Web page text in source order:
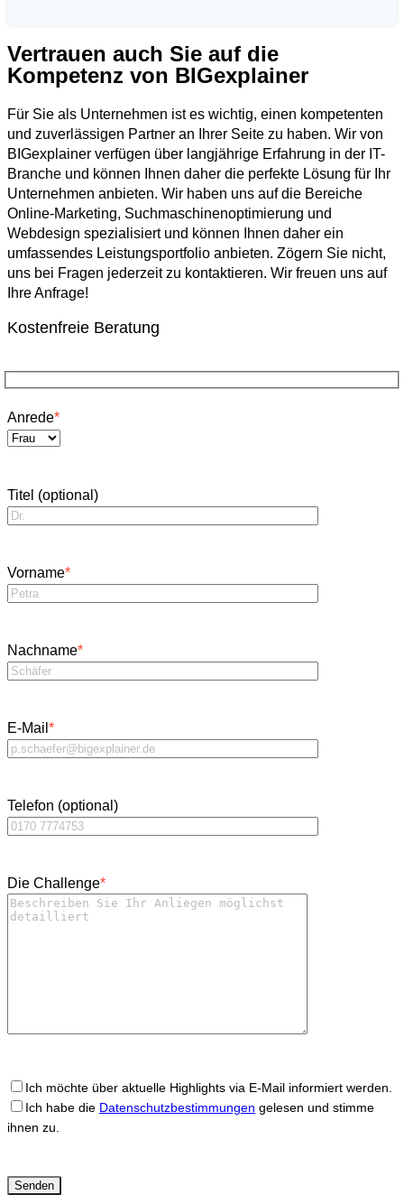
Vertrauen auch Sie auf die
Kompetenz von BIGexplainer
Für Sie als Unternehmen ist es wichtig, einen kompetenten
und zuverlässigen Partner an Ihrer Seite zu haben. Wir von
BIGexplainer verfügen über langjährige Erfahrung in der IT-
Branche und können Ihnen daher die perfekte Lösung für Ihr
Unternehmen anbieten. Wir haben uns auf die Bereiche
Online-Marketing, Suchmaschinenoptimierung und
Webdesign spezialisiert und können Ihnen daher ein
umfassendes Leistungsportfolio anbieten. Zögern Sie nicht,
uns bei Fragen jederzeit zu kontaktieren. Wir freuen uns auf
Ihre Anfrage!
Kostenfreie Beratung
Anrede*
Titel (optional)
Vorname*
Nachname*
E-Mail *
Telefon (optional)
Die Challenge*
Ich möchte über aktuelle Highlights via E-Mail informiert werden.
Ich habe die Datenschutzbestimmungen gelesen und stimme
ihnen zu.